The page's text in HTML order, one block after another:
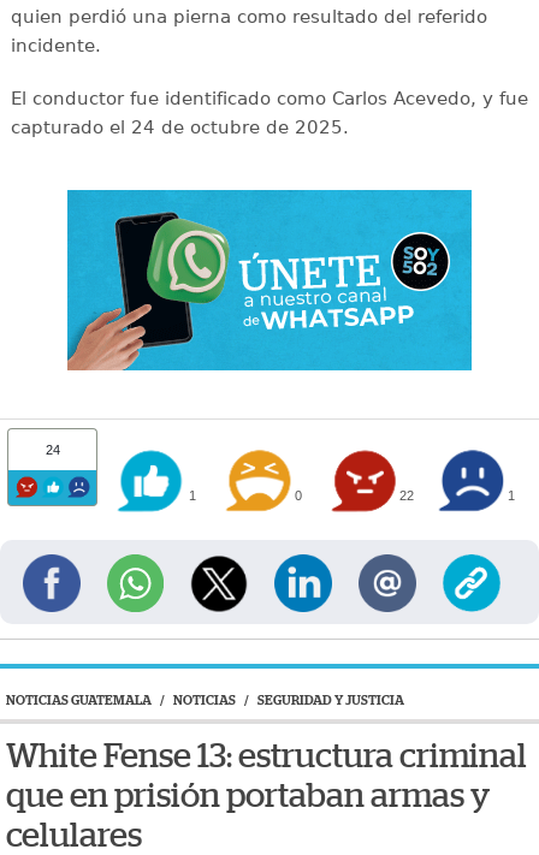
quien perdió una pierna como resultado del referido
incidente.
El conductor fue identificado como Carlos Acevedo, y fue
capturado el 24 de octubre de 2025.
24
1 0 22 1
NOTICIAS GUATEMALA / NOTICIAS / SEGURIDAD Y JUSTICIA
White Fense 13: estructura criminal
que en prisión portaban armas y
celulares